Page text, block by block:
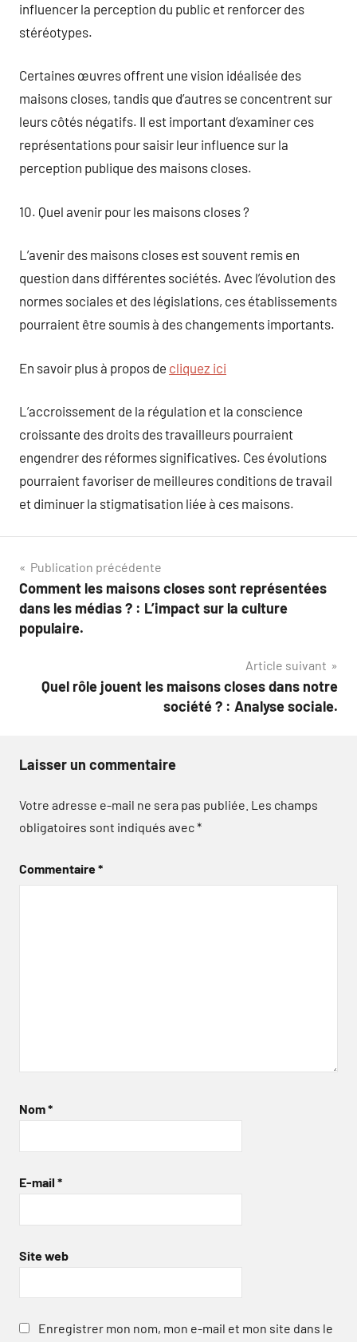
influencer la perception du public et renforcer des
stéréotypes.
Certaines œuvres offrent une vision idéalisée des
maisons closes, tandis que d’autres se concentrent sur
leurs côtés négatifs. Il est important d’examiner ces
représentations pour saisir leur influence sur la
perception publique des maisons closes.
10. Quel avenir pour les maisons closes ?
L’avenir des maisons closes est souvent remis en
question dans différentes sociétés. Avec l’évolution des
normes sociales et des législations, ces établissements
pourraient être soumis à des changements importants.
En savoir plus à propos de cliquez ici
L’accroissement de la régulation et la conscience
croissante des droits des travailleurs pourraient
engendrer des réformes significatives. Ces évolutions
pourraient favoriser de meilleures conditions de travail
et diminuer la stigmatisation liée à ces maisons.
Navigation
de
l’article
Publication précédente
Comment les maisons closes sont représentées
dans les médias ? : L’impact sur la culture
populaire.
Article suivant
Quel rôle jouent les maisons closes dans notre
société ? : Analyse sociale.
Laisser un commentaire
Votre adresse e-mail ne sera pas publiée. Les champs
obligatoires sont indiqués avec*
Commentaire*
Nom*
E-mail *
Site web
Enregistrer mon nom, mon e-mail et mon site dans le